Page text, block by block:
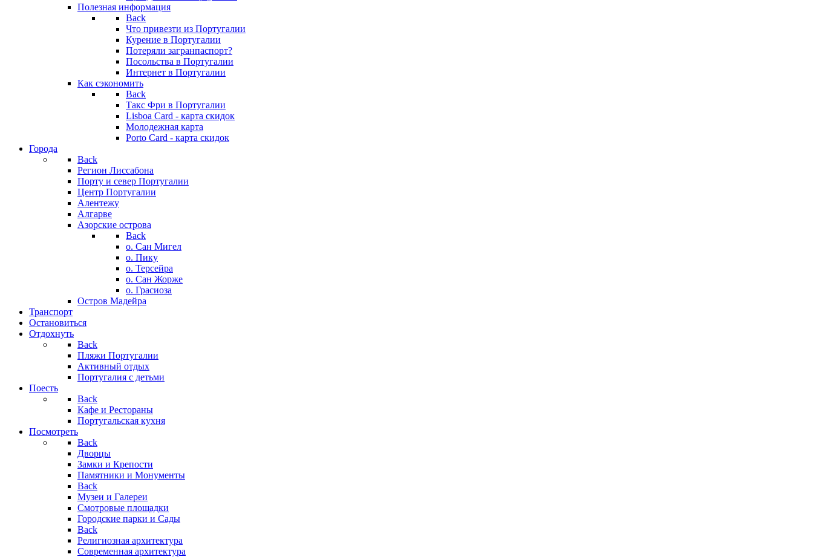
Полезная информация
Back
Что привезти из Португалии
Курение в Португалии
Потеряли загранпаспорт?
Посольства в Португалии
Интернет в Португалии
Как сэкономить
Back
Такс Фри в Португалии
Lisboa Card - карта скидок
Молодежная карта
Porto Card - карта скидок
Города
Back
Регион Лиссабона
Порту и север Португалии
Центр Португалии
Алентежу
Алгарве
Азорские острова
Back
о. Сан Мигел
о. Пику
о. Терсейра
о. Сан Жорже
о. Грасиоза
Остров Мадейра
Транспорт
Остановиться
Отдохнуть
Back
Пляжи Португалии
Активный отдых
Португалия с детьми
Поесть
Back
Кафе и Рестораны
Португальская кухня
Посмотреть
Back
Дворцы
Замки и Крепости
Памятники и Монументы
Back
Музеи и Галереи
Смотровые площадки
Городские парки и Сады
Back
Религиозная архитектура
Современная архитектура